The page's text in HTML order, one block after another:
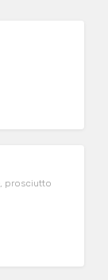
prosciutto